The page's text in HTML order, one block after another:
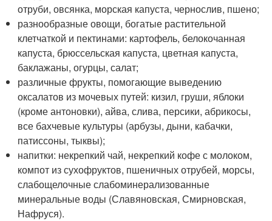
отруби, овсянка, морская капуста, чернослив, пшено;
разнообразные овощи, богатые растительной
клетчаткой и пектинами: картофель, белокочанная
капуста, брюссельская капуста, цветная капуста,
баклажаны, огурцы, салат;
различные фрукты, помогающие выведению
оксалатов из мочевых путей: кизил, груши, яблоки
(кроме антоновки), айва, слива, персики, абрикосы,
все бахчевые культуры (арбузы, дыни, кабачки,
патиссоны, тыквы);
напитки: некрепкий чай, некрепкий кофе с молоком,
компот из сухофруктов, пшеничных отрубей, морсы,
слабощелочные слабоминерализованные
минеральные воды (Славяновская, Смирновская,
Нафруся).